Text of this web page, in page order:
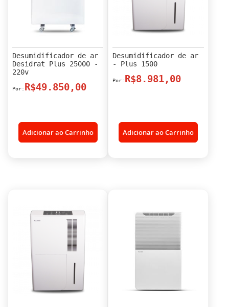
Desumidificador de ar
Desidrat Plus 25000 -
220v
R$49.850,00
Adicionar ao Carrinho
Desumidificador de ar
- Plus 1500
R$8.981,00
Adicionar ao Carrinho